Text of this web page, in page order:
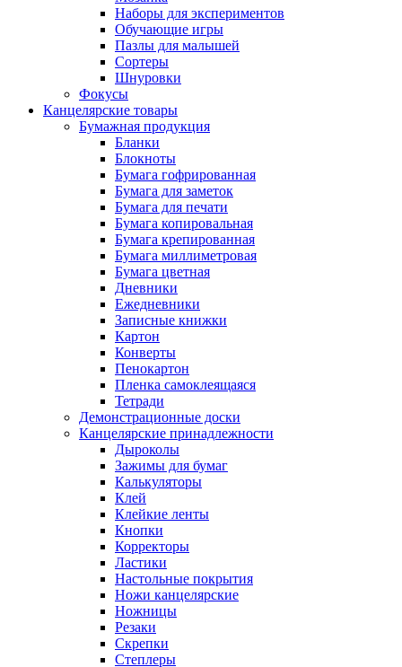
Наборы для экспериментов
Обучающие игры
Пазлы для малышей
Сортеры
Шнуровки
Фокусы
Канцелярские товары
Бумажная продукция
Бланки
Блокноты
Бумага гофрированная
Бумага для заметок
Бумага для печати
Бумага копировальная
Бумага крепированная
Бумага миллиметровая
Бумага цветная
Дневники
Ежедневники
Записные книжки
Картон
Конверты
Пенокартон
Пленка самоклеящаяся
Тетради
Демонстрационные доски
Канцелярские принадлежности
Дыроколы
Зажимы для бумаг
Калькуляторы
Клей
Клейкие ленты
Кнопки
Корректоры
Ластики
Настольные покрытия
Ножи канцелярские
Ножницы
Резаки
Скрепки
Степлеры